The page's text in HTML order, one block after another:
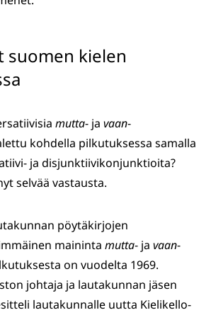
suomen kielen
mutta- ja vaan-
kohdella pilkutuksessa samalla
ja disjunktiivikonjunktioita?
selvää vastausta.
pöytäkirjojen
maininta mutta- ja vaan-
on vuodelta 1969.
johtaja ja lautakunnan jäsen
lautakunnalle uutta Kielikello-